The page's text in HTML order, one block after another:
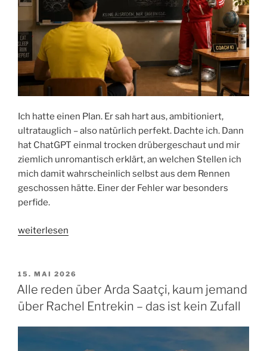
Ich hatte einen Plan. Er sah hart aus, ambitioniert,
ultratauglich – also natürlich perfekt. Dachte ich. Dann
hat ChatGPT einmal trocken drübergeschaut und mir
ziemlich unromantisch erklärt, an welchen Stellen ich
mich damit wahrscheinlich selbst aus dem Rennen
geschossen hätte. Einer der Fehler war besonders
perfide.
„Vor
Trainings-
Fehlern
hat
ChatGPT
weiterlesen
VERÖFFENTLICHT
AM
15. MAI 2026
Alle reden über Arda Saatçi, kaum jemand
über Rachel Entrekin – das ist kein Zufall